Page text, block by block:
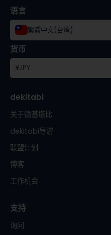
语言
繁體中文(台湾)
货币
¥JPY
dekitabi
关于德基塔比
dekitabi导游
联盟计划
博客
工作机会
支持
询问